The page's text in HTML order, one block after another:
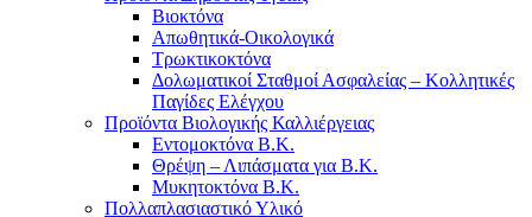
Βιοκτόνα
Απωθητικά-Οικολογικά
Τρωκτικοκτόνα
Δολωματικοί Σταθμοί Ασφαλείας – Κολλητικές
Παγίδες Ελέγχου
Προϊόντα Βιολογικής Καλλιέργειας
Εντομοκτόνα Β.Κ.
Θρέψη – Λιπάσματα για Β.Κ.
Μυκητοκτόνα Β.Κ.
Πολλαπλασιαστικό Υλικό